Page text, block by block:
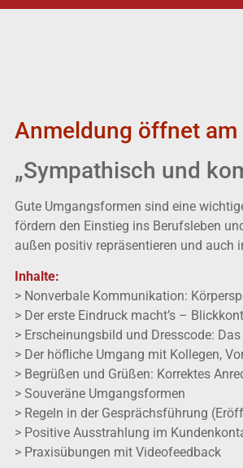
Anmeldung öffnet
„Sympathisch und
Gute Umgangsformen sind eine
fördern den Einstieg ins Berufsleben
außen positiv repräsentieren und auch
Inhalte:
> Nonverbale Kommunikation:
> Der erste Eindruck macht’s –
> Erscheinungsbild und Dresscode:
> Der höfliche Umgang mit Kollegen,
> Begrüßen und Grüßen: Korrektes
> Souveräne Umgangsformen
> Regeln in der Gesprächsführung
> Positive Ausstrahlung im
> Praxisübungen mit Videofeedback